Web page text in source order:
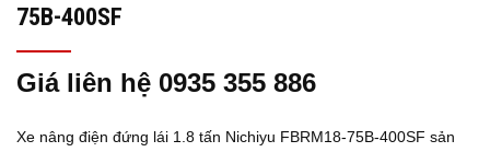
75B-400SF
Giá liên hệ 0935 355 886
Xe nâng điện đứng lái 1.8 tấn Nichiyu FBRM18-75B-400SF sản